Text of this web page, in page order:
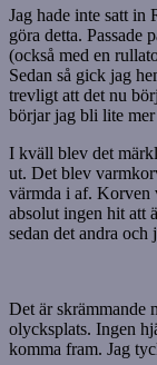
Jag hade inte satt in
göra detta. Passade
(också med en
Sedan så gick jag
trevligt att det nu
börjar jag bli lite
I kväll blev det
ut. Det blev
värmda i af. Korven
absolut ingen hit att
sedan det andra och
Det är skrämmande
olycksplats. Ingen
komma fram. Jag